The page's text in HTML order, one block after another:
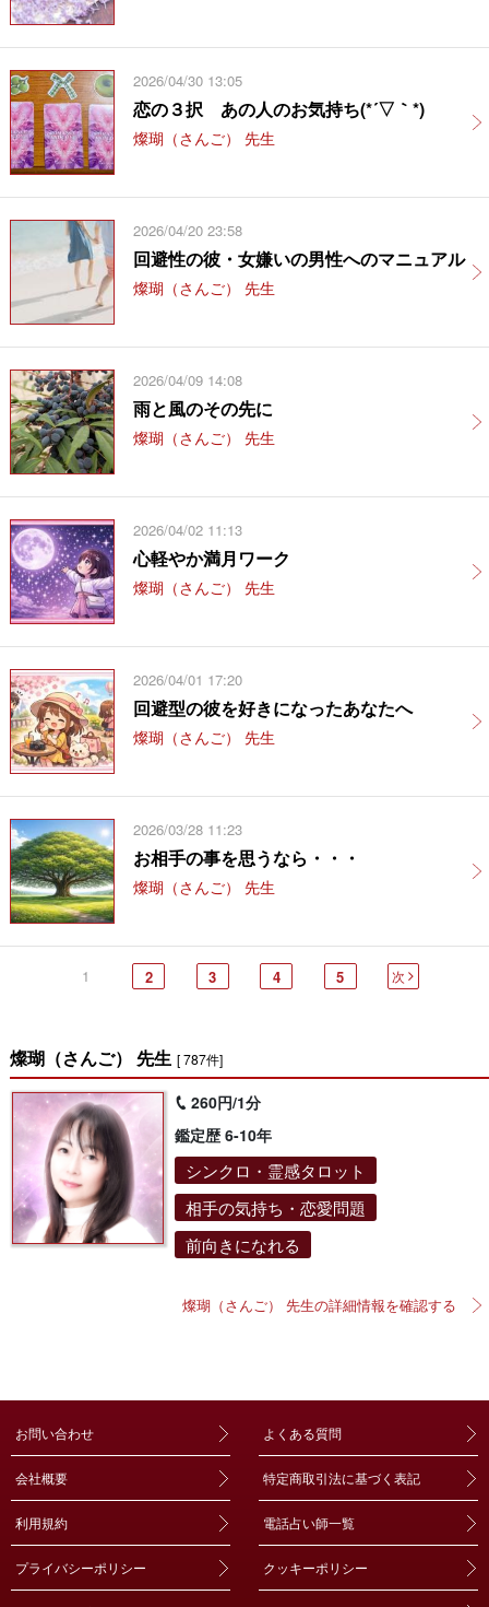
2026/04/30 13:05
恋の３択 あの人のお気持ち(*´▽｀*)
燦瑚（さんご） 先生
2026/04/20 23:58
回避性の彼・女嫌いの男性へのマニュアル
燦瑚（さんご） 先生
2026/04/09 14:08
雨と風のその先に
燦瑚（さんご） 先生
2026/04/02 11:13
心軽やか満月ワーク
燦瑚（さんご） 先生
2026/04/01 17:20
回避型の彼を好きになったあなたへ
燦瑚（さんご） 先生
2026/03/28 11:23
お相手の事を思うなら・・・
燦瑚（さんご） 先生
1 2 3 4 5 次
燦瑚（さんご） 先生 [ 787件]
260円/1分
鑑定歴 6-10年
シンクロ・霊感タロット
相手の気持ち・恋愛問題
前向きになれる
燦瑚（さんご） 先生の詳細情報を確認する
お問い合わせ よくある質問
会社概要 特定商取引法に基づく表記
利用規約 電話占い師一覧
プライバシーポリシー クッキーポリシー